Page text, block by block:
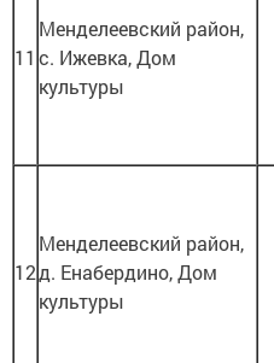
11
Менделеевский район,
с. Ижевка, Дом
культуры
12
Менделеевский район,
д. Енабердино, Дом
культуры